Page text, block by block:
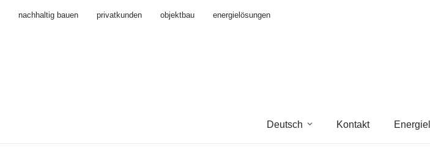
nachhaltig bauen privatkunden objektbau
energielösungen
Deutsch Kontakt